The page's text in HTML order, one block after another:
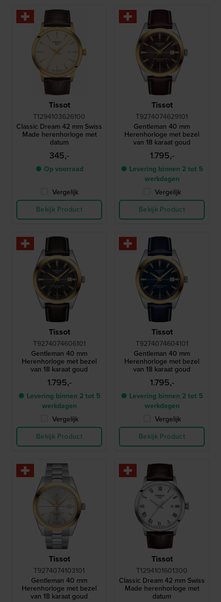
Tissot
T1294103626100
Classic Dream 42 mm Swiss
Made herenhorloge met
datum
345,-
● Op voorraad
Vergelijk
Bekijk Product
Tissot
T9274074629101
Gentleman 40 mm
Herenhorloge met bezel
van 18 karaat goud
1.795,-
● Levering binnen 2 tot 5
werkdagen
Vergelijk
Bekijk Product
Tissot
T9274074606101
Gentleman 40 mm
Herenhorloge met bezel
van 18 karaat goud
1.795,-
● Levering binnen 2 tot 5
werkdagen
Vergelijk
Bekijk Product
Tissot
T9274074604101
Gentleman 40 mm
Herenhorloge met bezel
van 18 karaat goud
1.795,-
● Levering binnen 2 tot 5
werkdagen
Vergelijk
Bekijk Product
Tissot
T9274074103101
Gentleman 40 mm
Herenhorloge met bezel
van 18 karaat goud
Tissot
T1294101601300
Classic Dream 42 mm Swiss
Made herenhorloge met
datum